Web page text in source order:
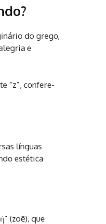
do grego,
e
“z”, confere-
línguas
estética
(zoē), que